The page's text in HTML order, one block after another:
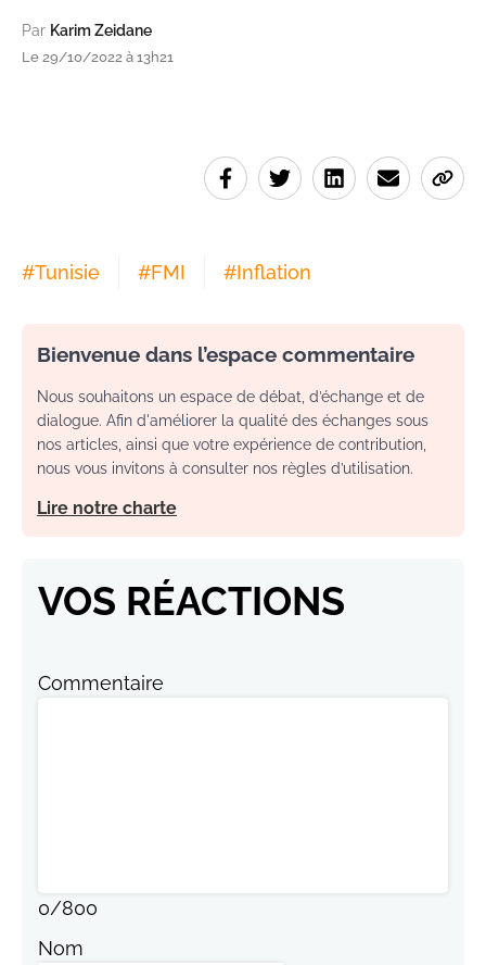
Par Karim Zeidane
Le 29/10/2022 à 13h21
#Tunisie #FMI #Inflation
Bienvenue dans l’espace commentaire
Nous souhaitons un espace de débat, d’échange et de
dialogue. Afin d'améliorer la qualité des échanges sous
nos articles, ainsi que votre expérience de contribution,
nous vous invitons à consulter nos règles d’utilisation.
Lire notre charte
VOS RÉACTIONS
Commentaire
0/800
Nom